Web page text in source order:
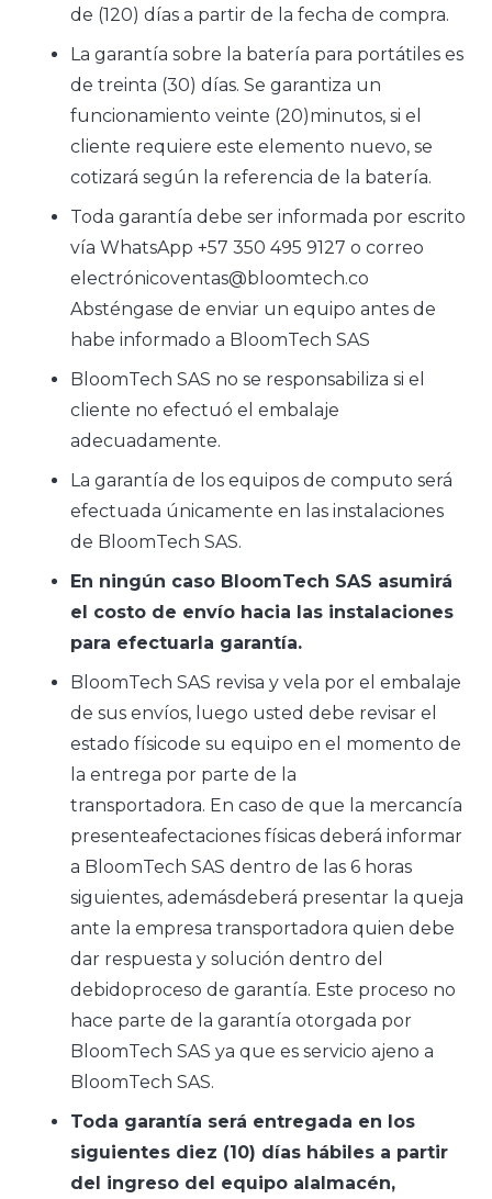
de (120) días a partir de la fecha de compra.
La garantía sobre la batería para portátiles es
de treinta (30) días. Se garantiza un
funcionamiento veinte (20)minutos, si el
cliente requiere este elemento nuevo, se
cotizará según la referencia de la batería.
Toda garantía debe ser informada por escrito
vía WhatsApp +57 350 495 9127 o correo
electrónicoventas@bloomtech.co
Absténgase de enviar un equipo antes de
habe informado a BloomTech SAS
BloomTech SAS no se responsabiliza si el
cliente no efectuó el embalaje
adecuadamente.
La garantía de los equipos de computo será
efectuada únicamente en las instalaciones
de BloomTech SAS.
En ningún caso BloomTech SAS asumirá
el costo de envío hacia las instalaciones
para efectuarla garantía.
BloomTech SAS revisa y vela por el embalaje
de sus envíos, luego usted debe revisar el
estado físicode su equipo en el momento de
la entrega por parte de la
transportadora. En caso de que la mercancía
presenteafectaciones físicas deberá informar
a BloomTech SAS dentro de las 6 horas
siguientes, ademásdeberá presentar la queja
ante la empresa transportadora quien debe
dar respuesta y solución dentro del
debidoproceso de garantía. Este proceso no
hace parte de la garantía otorgada por
BloomTech SAS ya que es servicio ajeno a
BloomTech SAS.
Toda garantía será entregada en los
siguientes diez (10) días hábiles a partir
del ingreso del equipo alalmacén,